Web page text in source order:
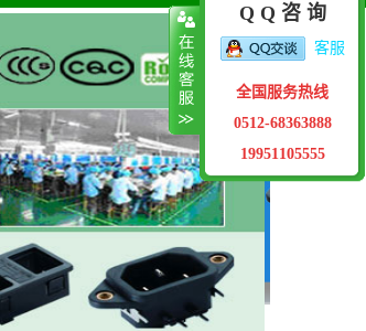
Q Q 咨 询
客服
全国服务热线
0512-68363888
19951105555